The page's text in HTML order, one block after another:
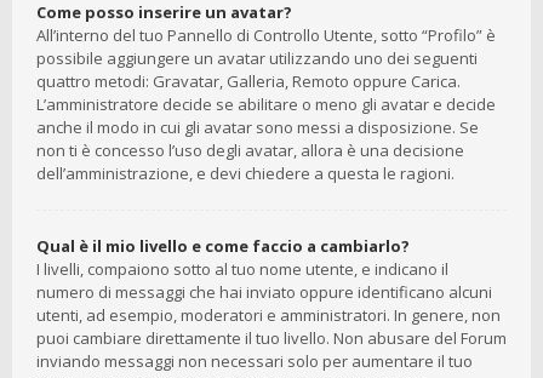
Come posso inserire un avatar?
All’interno del tuo Pannello di Controllo Utente, sotto “Profilo” è
possibile aggiungere un avatar utilizzando uno dei seguenti
quattro metodi: Gravatar, Galleria, Remoto oppure Carica.
L’amministratore decide se abilitare o meno gli avatar e decide
anche il modo in cui gli avatar sono messi a disposizione. Se
non ti è concesso l’uso degli avatar, allora è una decisione
dell’amministrazione, e devi chiedere a questa le ragioni.
Qual è il mio livello e come faccio a cambiarlo?
I livelli, compaiono sotto al tuo nome utente, e indicano il
numero di messaggi che hai inviato oppure identificano alcuni
utenti, ad esempio, moderatori e amministratori. In genere, non
puoi cambiare direttamente il tuo livello. Non abusare del Forum
inviando messaggi non necessari solo per aumentare il tuo